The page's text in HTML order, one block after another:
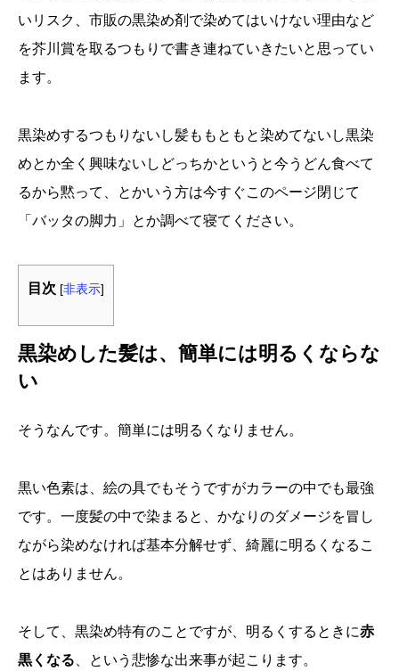
いリスク、市販の黒染め剤で染めてはいけない理由など
を芥川賞を取るつもりで書き連ねていきたいと思ってい
ます。
黒染めするつもりないし髪ももともと染めてないし黒染
めとか全く興味ないしどっちかというと今うどん食べて
るから黙って、とかいう方は今すぐこのページ閉じて
「バッタの脚力」とか調べて寝てください。
目次 [非表示]
黒染めした髪は、簡単には明るくならな
い
そうなんです。簡単には明るくなりません。
黒い色素は、絵の具でもそうですがカラーの中でも最強
です。一度髪の中で染まると、かなりのダメージを冒し
ながら染めなければ基本分解せず、綺麗に明るくなるこ
とはありません。
そして、黒染め特有のことですが、明るくするときに赤
黒くなる 、という悲惨な出来事が起こります。